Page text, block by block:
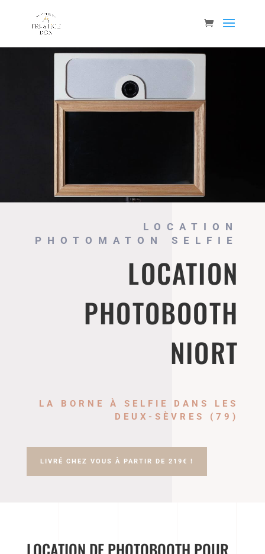
LOCATION
PHOTOMATON SELFIE
LOCATION
PHOTOBOOTH
NIORT
LA BORNE À SELFIE DANS LES
DEUX-SÈVRES (79)
LIVRÉ CHEZ VOUS À PARTIR DE 219€ !